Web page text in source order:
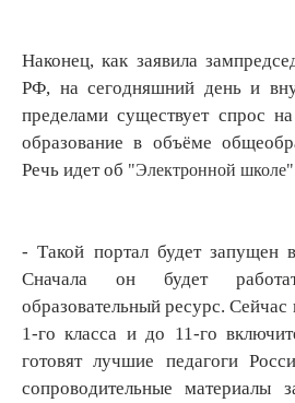
Наконец, как заявила
РФ, на сегодняшний день и
пределами существует спрос
образование в объёме
Речь идет об "Электронной школе"
- Такой портал будет запущен
Сначала он будет
образовательный ресурс. Сейчас
1-го класса и до 11-го
готовят лучшие педагоги
сопроводительные материалы